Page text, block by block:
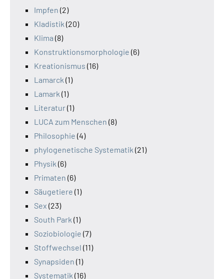
Impfen (2)
Kladistik (20)
Klima (8)
Konstruktionsmorphologie (6)
Kreationismus (16)
Lamarck (1)
Lamark (1)
Literatur(1)
LUCA zum Menschen (8)
Philosophie (4)
phylogenetische Systematik (21)
Physik (6)
Primaten (6)
Säugetiere (1)
Sex (23)
South Park (1)
Soziobiologie (7)
Stoffwechsel (11)
Synapsiden (1)
Systematik (16)